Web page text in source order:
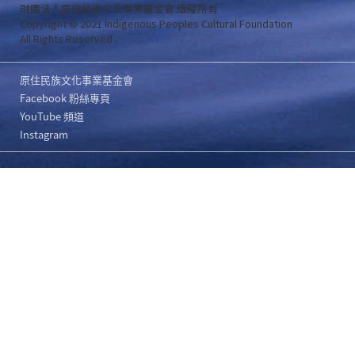
財團法人原住民族文化事業基金會 版權所有
Copyright © 2021 Indigenous Peoples Cultural Foundation
All Rights Reserved .
原住民族文化事業基金會
Facebook 粉絲專頁
YouTube 頻道
Instagram